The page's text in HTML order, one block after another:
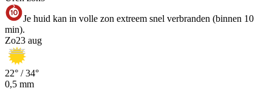
Je huid kan in volle zon extreem snel verbranden (binnen 10
min).
Zo23 aug
22° /34°
0,5 mm